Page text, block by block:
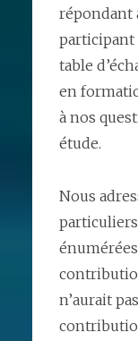
répondant
participant
table
en
à nos
étude.
Nous
n’aurait